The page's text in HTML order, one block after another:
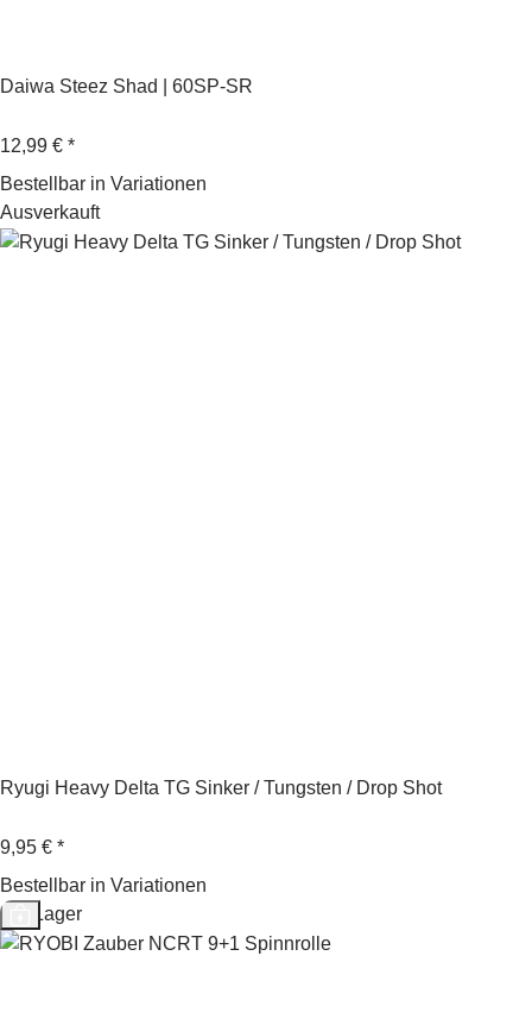
Daiwa Steez Shad | 60SP-SR
12,99 € *
Bestellbar in Variationen
Ausverkauft
Ryugi Heavy Delta TG Sinker / Tungsten / Drop Shot
9,95 € *
Bestellbar in Variationen
Auf Lager